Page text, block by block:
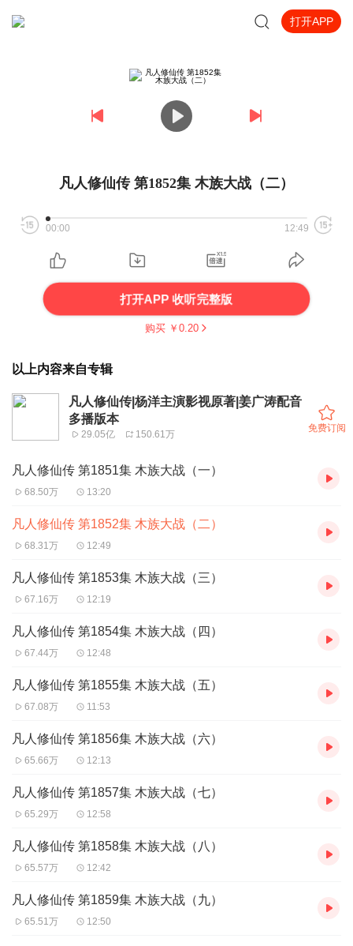
打开APP
凡人修仙传 第1852集 木族大战（二）
00:00 12:49
打开APP 收听完整版
购买 ￥ 0.20
以上内容来自专辑
凡人修仙传|杨洋主演影视原著|姜广涛配音
多播版本
29.05亿 150.61万
免费订阅
凡人修仙传 第1851集 木族大战（一）
68.50万 13:20
凡人修仙传 第1852集 木族大战（二）
68.31万 12:49
凡人修仙传 第1853集 木族大战（三）
67.16万 12:19
凡人修仙传 第1854集 木族大战（四）
67.44万 12:48
凡人修仙传 第1855集 木族大战（五）
67.08万 11:53
凡人修仙传 第1856集 木族大战（六）
65.66万 12:13
凡人修仙传 第1857集 木族大战（七）
65.29万 12:58
凡人修仙传 第1858集 木族大战（八）
65.57万 12:42
凡人修仙传 第1859集 木族大战（九）
65.51万 12:50